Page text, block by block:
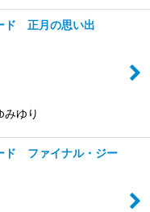
ド 正月の思い出
みゆり
ド ファイナル・ジー